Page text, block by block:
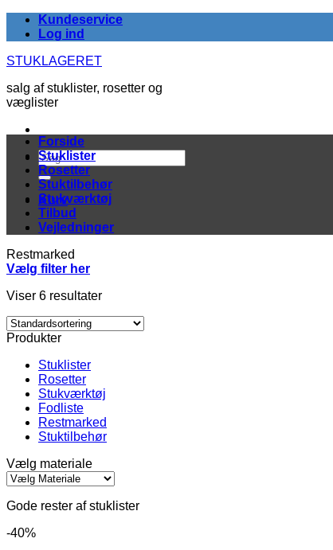
FortsætKundeservice
Log ind
STUKLAGERET
salg af stuklister, rosetter og
væglister
Søg
efter:
Kurv
Forside
Stuklister
Rosetter
Stuktilbehør
Stukværktøj
Tilbud
Vejledninger
Restmarked
Vælg filter her
Viser 6 resultater
Produkter
Stuklister
Rosetter
Stukværktøj
Fodliste
Restmarked
Stuktilbehør
Vælg materiale
Gode rester af stuklister
-40%